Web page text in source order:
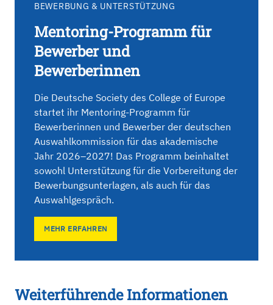
BEWERBUNG & UNTERSTÜTZUNG
Mentoring-Programm für
Bewerber und
Bewerberinnen
Die Deutsche Society des College of Europe
startet ihr Mentoring-Programm für
Bewerberinnen und Bewerber der deutschen
Auswahlkommission für das akademische
Jahr 2026–2027! Das Programm beinhaltet
sowohl Unterstützung für die Vorbereitung der
Bewerbungsunterlagen, als auch für das
Auswahlgespräch.
MEHR ERFAHREN
Weiterführende Informationen